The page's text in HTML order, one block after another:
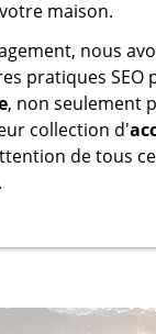
maison.
nous
pratiques SEO
, non seulement
collection d'
de tous